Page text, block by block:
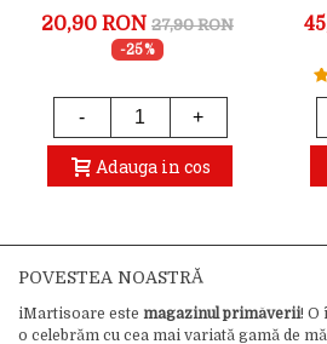
Aurie Draga Vecina Trifoi
20,90 RON 27,90 RON
-25%
- +
Adauga in cos
POVESTEA NOASTRĂ
iMartisoare este magazinul primăverii! O
o celebrăm cu cea mai variată gamă de